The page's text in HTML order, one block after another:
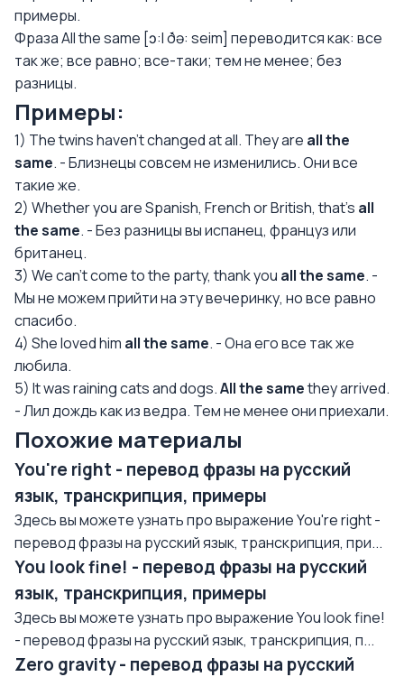
примеры.
Фраза All the same [ɔ:l ðə: seim] переводится как: все
так же; все равно; все-таки; тем не менее; без
разницы.
Примеры:
1) The twins haven't changed at all. They are all the
same. - Близнецы совсем не изменились. Они все
такие же.
2) Whether you are Spanish, French or British, that's all
the same. - Без разницы вы испанец, француз или
британец.
3) We can't come to the party, thank you all the same. -
Мы не можем прийти на эту вечеринку, но все равно
спасибо.
4) She loved him all the same. - Она его все так же
любила.
5) It was raining cats and dogs.All the samethey arrived.
- Лил дождь как из ведра. Тем не менее они приехали.
Похожие материалы
You're right - перевод фразы на русский
язык, транскрипция, примеры
Здесь вы можете узнать про выражение You're right -
перевод фразы на русский язык, транскрипция, при...
You look fine! - перевод фразы на русский
язык, транскрипция, примеры
Здесь вы можете узнать про выражение You look fine!
- перевод фразы на русский язык, транскрипция, п...
Zero gravity - перевод фразы на русский